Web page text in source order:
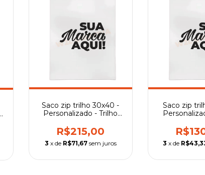
Saco zip trilho 30x40 -
Personalizado - Trilho
R$215,00
3 x de R$71,67 sem juros
Saco zip
3 x de